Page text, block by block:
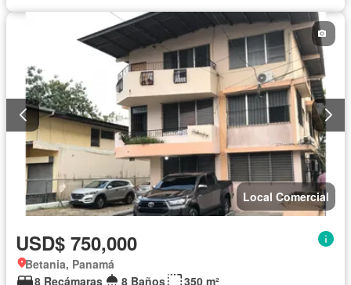
Local Comercial
USD$ 750,000
Betania, Panamá
8 Recámaras
8 Baños
350 m²